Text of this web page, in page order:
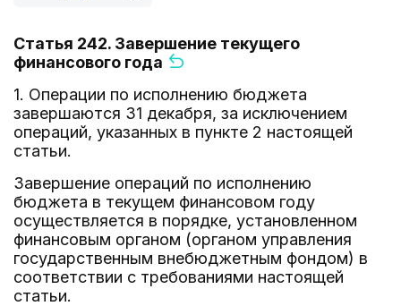
Статья 242. Завершение текущего
финансового года
1. Операции по исполнению бюджета
завершаются 31 декабря, за исключением
операций, указанных в пункте 2 настоящей
статьи.
Завершение операций по исполнению
бюджета в текущем финансовом году
осуществляется в порядке, установленном
финансовым органом (органом управления
государственным внебюджетным фондом) в
соответствии с требованиями настоящей
статьи.